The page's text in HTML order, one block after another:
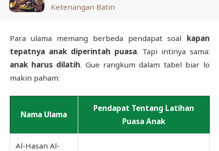
Ketenangan Batin
Para ulama memang berbeda pendapat soal kapan
tepatnya anak diperintah puasa. Tapi intinya sama:
anak harus dilatih. Gue rangkum dalam tabel biar lo
makin paham:
Nama Ulama
Pendapat Tentang Latihan
Puasa Anak
Al-Hasan Al-